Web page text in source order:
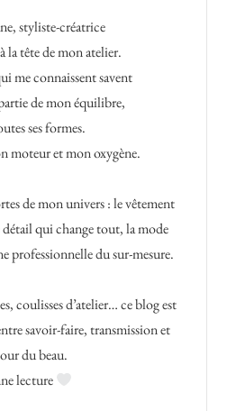
styliste-créatrice
la tête de mon atelier.
me connaissent savent
de mon équilibre,
ses formes.
moteur et mon oxygène.
de mon univers : le vêtement
détail qui change tout, la mode
professionnelle du sur-mesure.
coulisses d’atelier… ce blog est
savoir-faire, transmission et
du beau.
lecture